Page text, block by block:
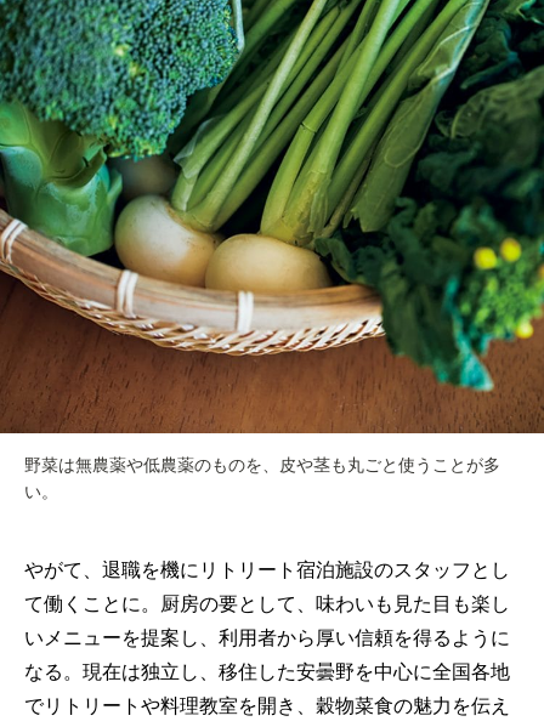
野菜は無農薬や低農薬のものを、皮や茎も丸ごと使うことが多
い。
やがて、退職を機にリトリート宿泊施設のスタッフとし
て働くことに。厨房の要として、味わいも見た目も楽し
いメニューを提案し、利用者から厚い信頼を得るように
なる。現在は独立し、移住した安曇野を中心に全国各地
でリトリートや料理教室を開き、穀物菜食の魅力を伝え